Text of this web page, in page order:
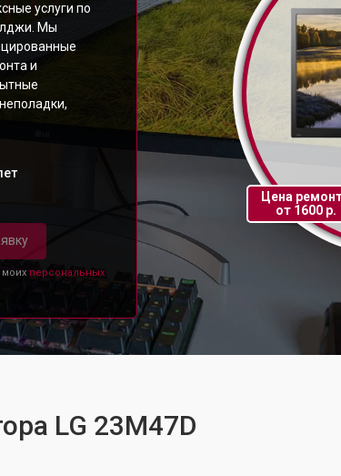
услуги по
Мы
и
моих персональных
Цена
от 1600 р.
LG 23M47D